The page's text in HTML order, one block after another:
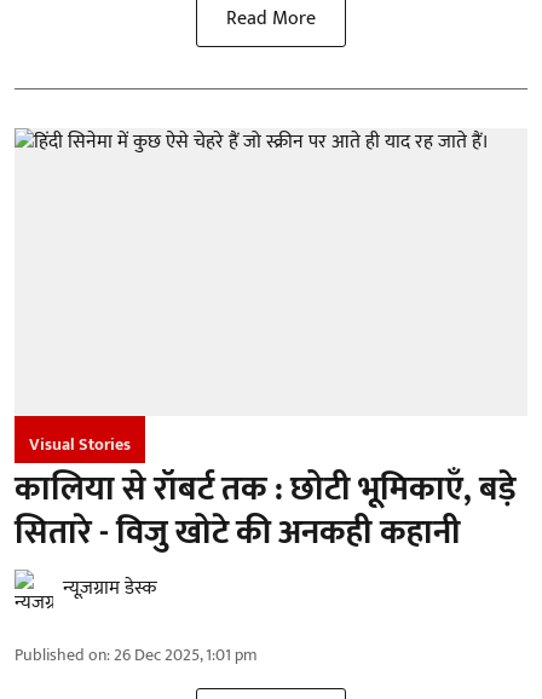
Read More
Visual Stories
कालिया से रॉबर्ट तक : छोटी भूमिकाएँ, बड़े
सितारे - विजु खोटे की अनकही कहानी
न्यूज़ग्राम डेस्क
Published on:26 Dec 2025, 1:01 pm